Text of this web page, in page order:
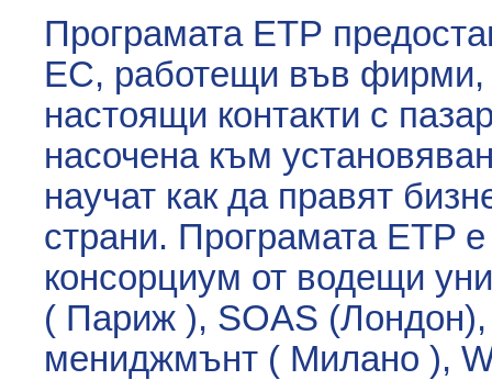
Програмата ЕТР
ЕС, работещи във фирми,
настоящи контакти с
насочена към
научат как да правят
страни. Програмата ETP
консорциум от водещи
( Париж ), SOAS
мениджмънт ( Милано ),